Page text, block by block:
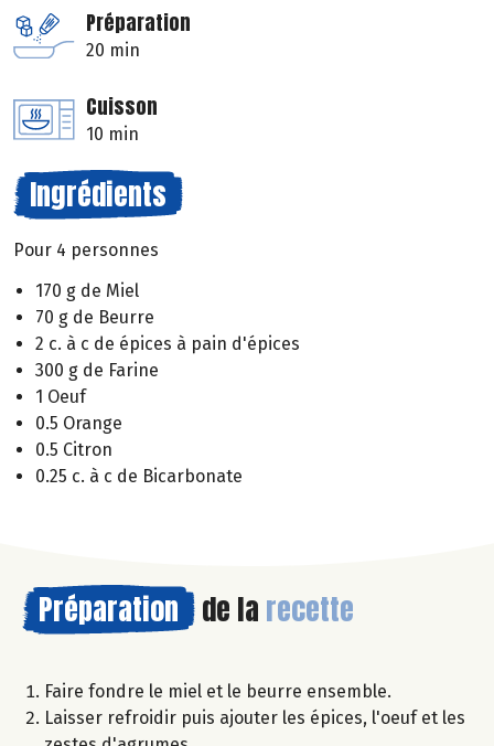
Préparation
20 min
Cuisson
10 min
Ingrédients
Pour 4 personnes
170 g de Miel
70 g de Beurre
2 c. à c de épices à pain d'épices
300 g de Farine
1 Oeuf
0.5 Orange
0.5 Citron
0.25 c. à c de Bicarbonate
Préparation de la recette
Faire fondre le miel et le beurre ensemble.
Laisser refroidir puis ajouter les épices, l'oeuf et les